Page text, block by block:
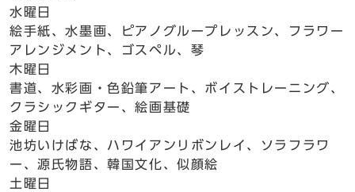
水曜日
絵手紙、水墨画、ピアノグループレッスン、フラワー
アレンジメント、ゴスペル、琴
木曜日
書道、水彩画・色鉛筆アート、ボイストレーニング、
クラシックギター、絵画基礎
金曜日
池坊いけばな、ハワイアンリボンレイ、ソラフラワ
ー、源氏物語、韓国文化、似顔絵
土曜日